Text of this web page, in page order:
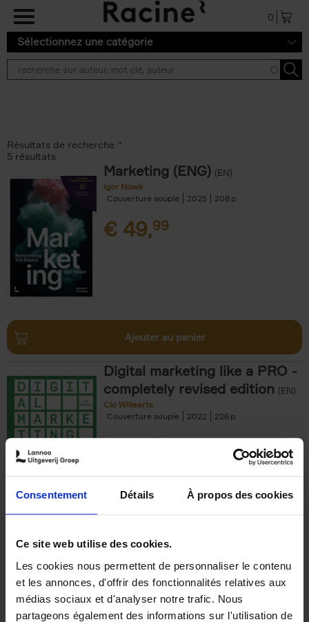
Consentement Détails À propos des cookies
Ce site web utilise des cookies.
Les cookies nous permettent de personnaliser le contenu
et les annonces, d'offrir des fonctionnalités relatives aux
médias sociaux et d'analyser notre trafic. Nous
partageons également des informations sur l'utilisation de
Aller au contenu principal
0
Sélectionnez une catégorie
Résultats de recherche ''
5 résultats
Marketing (ENG) (EN)
Igor Nowé
Couverture souple
2025 208
€ 49,99
Ajouter au panier
Digital marketing like a PRO -
completely revised edition (EN)
Clo Willaerts
Couverture souple
2022 226
€35,50
The Offer You Can't
Refuse
Steven Van Belleghem
Couverture souple
2020 256